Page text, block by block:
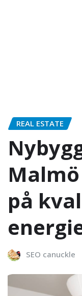
REAL ESTATE
på
SEO canuckle